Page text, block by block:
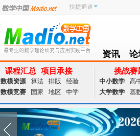
快捷通道
资讯
NEWS
论
课程汇总 项目承接
数模资源 算法 排版
经验
数模竞赛
国家 地区 中学
挑战赛
中小数学 高
大学数学
基